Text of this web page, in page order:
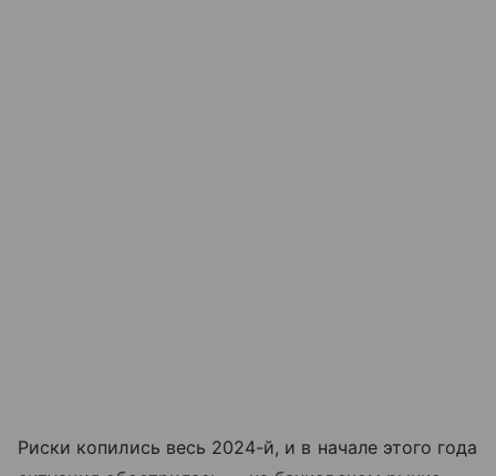
Риски копились весь 2024-й, и в начале этого года